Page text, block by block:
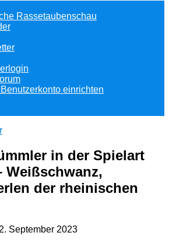
Rassetaubenschau
einrichten
in der Spielart
Weißschwanz,
der rheinischen
September 2023